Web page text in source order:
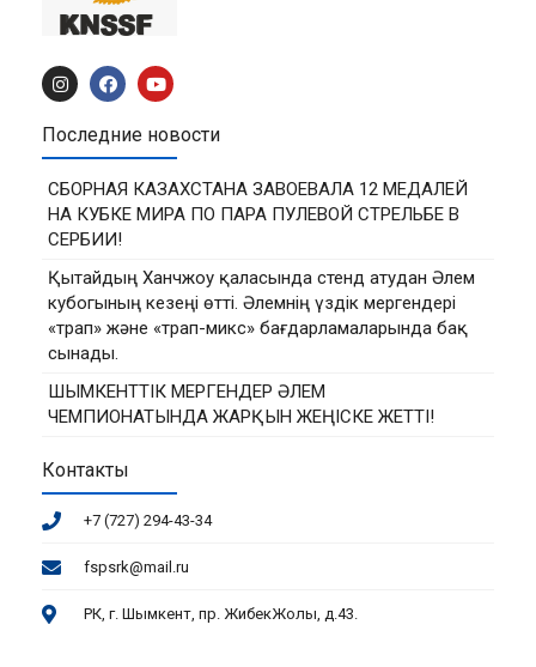
Последние новости
СБОРНАЯ КАЗАХСТАНА ЗАВОЕВАЛА 12 МЕДАЛЕЙ
НА КУБКЕ МИРА ПО ПАРА ПУЛЕВОЙ СТРЕЛЬБЕ В
СЕРБИИ!
Қытайдың Ханчжоу қаласында стенд атудан Әлем
кубогының кезеңі өтті. Әлемнің үздік мергендері
«трап» және «трап-микс» бағдарламаларында бақ
сынады.
ШЫМКЕНТТІК МЕРГЕНДЕР ӘЛЕМ
ЧЕМПИОНАТЫНДА ЖАРҚЫН ЖЕҢІСКЕ ЖЕТТІ!
Контакты
+7 (727) 294-43-34
fspsrk@mail.ru
РК, г. Шымкент, пр. ЖибекЖолы, д.43.